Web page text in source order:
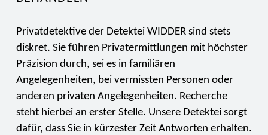
Privatdetektive der Detektei WIDDER sind stets
diskret. Sie führen Privatermittlungen mit höchster
Präzision durch, sei es in familiären
Angelegenheiten, bei vermissten Personen oder
anderen privaten Angelegenheiten. Recherche
steht hierbei an erster Stelle. Unsere Detektei sorgt
dafür, dass Sie in kürzester Zeit Antworten erhalten.